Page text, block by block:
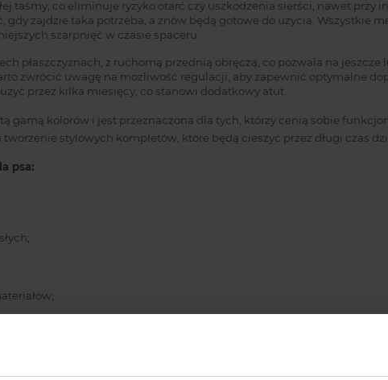
taśmy, co eliminuje ryzyko otarć czy uszkodzenia sierści, nawet
zajdzie taka potrzeba, a znów będą gotowe do użycia. Wszystkie
szarpnięć w czasie spaceru.
płaszczyznach, z ruchomą przednią obręczą, co pozwala na
zwrócić uwagę na możliwość regulacji, aby zapewnić optymalne
przez kilka miesięcy, co stanowi dodatkowy atut.
gamą kolorów i jest przeznaczona dla tych, którzy cenią sobie
stylowych kompletów, które będą cieszyć przez długi czas
psa: